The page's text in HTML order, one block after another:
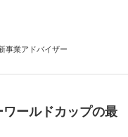
事業アドバイザー
ールドカップの最